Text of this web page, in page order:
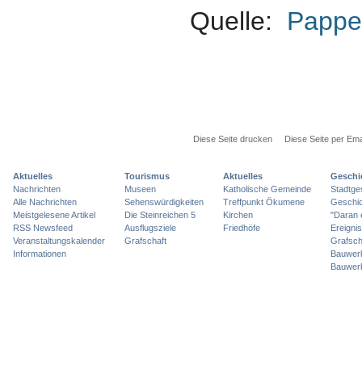
Quelle:
Diese Seite drucken Diese Seite per
Aktuelles
Nachrichten
Alle Nachrichten
Meistgelesene Artikel
RSS Newsfeed
Veranstaltungskalender
Informationen
Tourismus
Museen
Sehenswürdigkeiten
Die Steinreichen 5
Ausflugsziele
Grafschaft
Aktuelles
Katholische Gemeinde
Treffpunkt Ökumene
Kirchen
Friedhöfe
"Daran